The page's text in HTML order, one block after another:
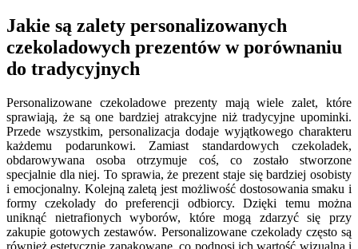
Jakie są zalety personalizowanych
czekoladowych prezentów w porównaniu
do tradycyjnych
Personalizowane czekoladowe prezenty mają wiele zalet, które
sprawiają, że są one bardziej atrakcyjne niż tradycyjne upominki.
Przede wszystkim, personalizacja dodaje wyjątkowego charakteru
każdemu podarunkowi. Zamiast standardowych czekoladek,
obdarowywana osoba otrzymuje coś, co zostało stworzone
specjalnie dla niej. To sprawia, że prezent staje się bardziej osobisty
i emocjonalny. Kolejną zaletą jest możliwość dostosowania smaku i
formy czekolady do preferencji odbiorcy. Dzięki temu można
uniknąć nietrafionych wyborów, które mogą zdarzyć się przy
zakupie gotowych zestawów. Personalizowane czekolady często są
również estetycznie zapakowane, co podnosi ich wartość wizualną i